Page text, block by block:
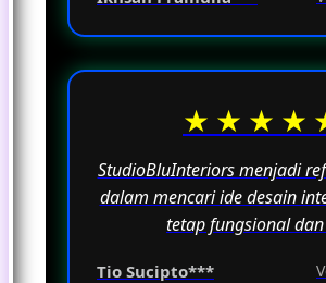
StudioBluInteriors menjadi
dalam mencari ide desain
tetap fungsional
Tio Sucipto***